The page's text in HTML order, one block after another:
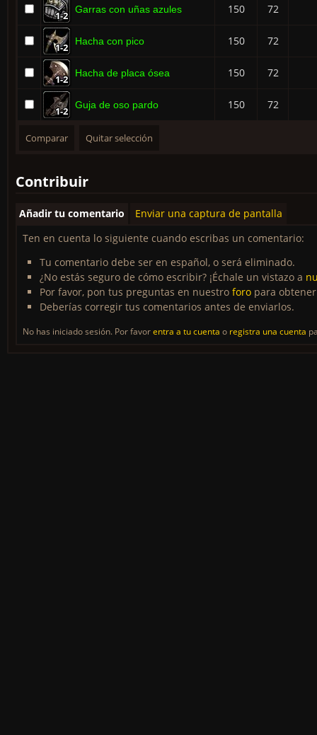
1-2
1-2
1-2
1-2
1-2
1-2
1-2
1-2
1-2
Garras con uñas azules 150 72
1-2
1-2
1-2
1-2
1-2
1-2
1-2
1-2
1-2
Hacha con pico 150 72
1-2
1-2
1-2
1-2
1-2
1-2
1-2
1-2
1-2
Hacha de placa ósea 150 72
1-2
1-2
1-2
1-2
1-2
1-2
1-2
1-2
1-2
Guja de oso pardo 150 72
Contribuir
Añadir tu comentario
Enviar una captura de pantalla
Ten en cuenta lo siguiente cuando escribas un comentario:
Tu comentario debe ser en español, o será eliminado.
¿No estás seguro de cómo escribir? ¡Échale un vistazo a
Por favor, pon tus preguntas en nuestro foro para
Deberías corregir tus comentarios antes de enviarlos.
No has iniciado sesión. Por favorentra a tu cuenta o registra una cuenta